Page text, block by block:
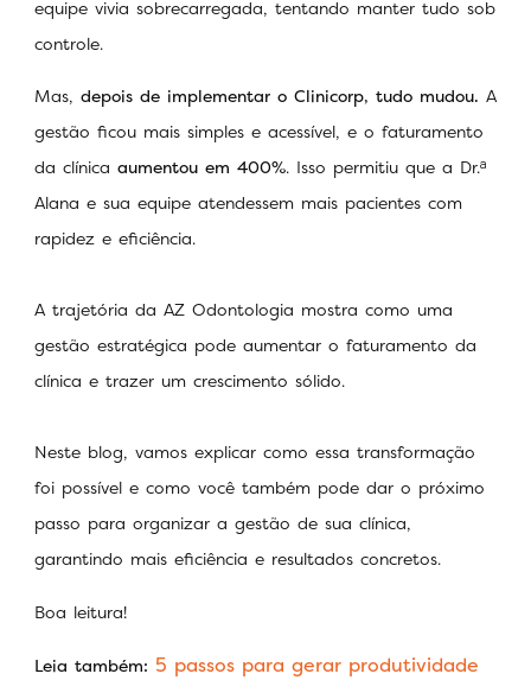
equipe vivia sobrecarregada, tentando manter tudo sob
controle.
Mas, depois de implementar o Clinicorp, tudo mudou. A
gestão ficou mais simples e acessível, e o faturamento
da clínica aumentou em 400%. Isso permitiu que a Dr.ᵃ
Alana e sua equipe atendessem mais pacientes com
rapidez e eficiência.
A trajetória da AZ Odontologia mostra como uma
gestão estratégica pode aumentar o faturamento da
clínica e trazer um crescimento sólido.
Neste blog, vamos explicar como essa transformação
foi possível e como você também pode dar o próximo
passo para organizar a gestão de sua clínica,
garantindo mais eficiência e resultados concretos.
Boa leitura!
Leia também: 5 passos para gerar produtividade